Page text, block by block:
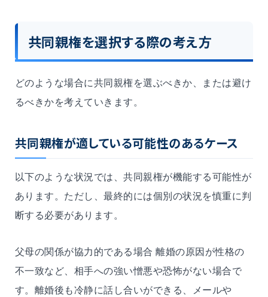
共同親権を選択する際の考え方
どのような場合に共同親権を選ぶべきか、または避け
るべきかを考えていきます。
共同親権が適している可能性のあるケース
以下のような状況では、共同親権が機能する可能性が
あります。ただし、最終的には個別の状況を慎重に判
断する必要があります。
父母の関係が協力的である場合 離婚の原因が性格の
不一致など、相手への強い憎悪や恐怖がない場合で
す。離婚後も冷静に話し合いができる、メールや